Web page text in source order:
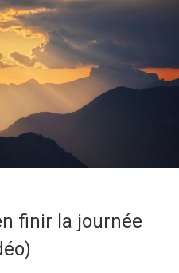
finir la journée